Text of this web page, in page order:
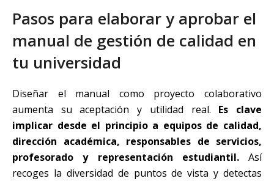
Pasos para elaborar y aprobar el
manual de gestión de calidad en
tu universidad
Diseñar el manual como proyecto colaborativo
aumenta su aceptación y utilidad real. Es clave
implicar desde el principio a equipos de calidad,
dirección académica, responsables de servicios,
profesorado y representación estudiantil.Así
recoges la diversidad de puntos de vista y detectas